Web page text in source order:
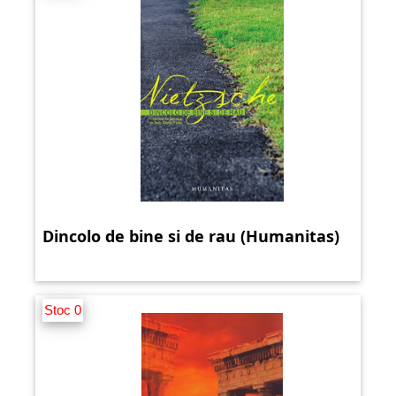
Dincolo de bine si de rau (Humanitas)
Stoc 0